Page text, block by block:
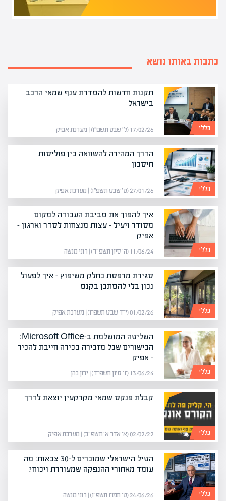
כתבות באותו נושא
כללי
תקנות חדשות להסדרת ענף שמאי הרכב
בישראל
17/02/26 (ל׳ שבט תשפ״ו) | מערכת אפיק
כללי
הדרך המהירה להשוואה בין פוליסות
חיסכון
27/01/26 (ט׳ שבט תשפ״ו) | מערכת אפיק
כללי
איך להפוך את סביבת העבודה למקום
מסודר ויעיל – עצות מנצחות לסדר וארגון –
אפיק
11/06/24 (ה׳ סיון תשפ״ד) | רוני מנשה
כללי
סגירת מרפסת כחלק משיפוץ – איך לפעול
נכון בלי להסתכן בקנס
01/02/26 (י״ד שבט תשפ״ו) | מערכת אפיק
כללי
השליטה המושלמת ב-Microsoft Office:
הכישורים שכל מזכירה בכירה חייבת להכיר
– אפיק
13/06/24 (ז׳ סיון תשפ״ד) | ירון כהן
כללי
קבלת פנקס שמאי מקרקעין יוצאת לדרך
02/02/22 (א׳ אדר א׳ תשפ״ב) | מערכת אפיק
כללי
הטיל הישראלי שמוכרים ל-30 צבאות: מה
עומד מאחורי ההנפקה שמעוררת ויכוח?
24/06/26 (ט׳ תמוז תשפ״ו) | רוני מנשה